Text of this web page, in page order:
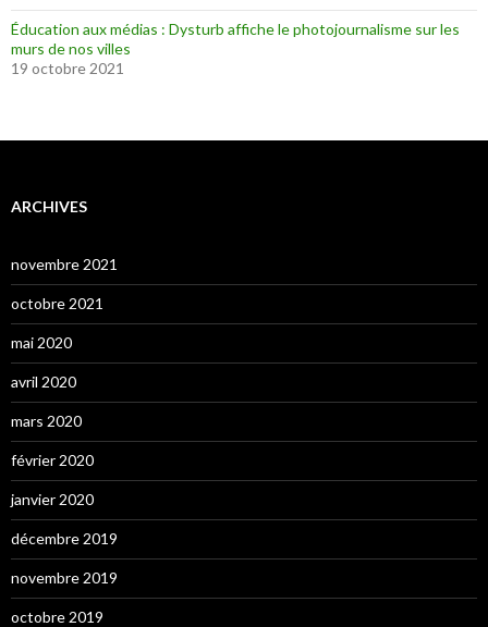
Éducation aux médias : Dysturb affiche le photojournalisme sur les
murs de nos villes
19 octobre 2021
ARCHIVES
novembre 2021
octobre 2021
mai 2020
avril 2020
mars 2020
février 2020
janvier 2020
décembre 2019
novembre 2019
octobre 2019